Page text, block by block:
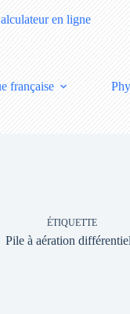
en ligne
française
ÉTIQUETTE
Pile à aération